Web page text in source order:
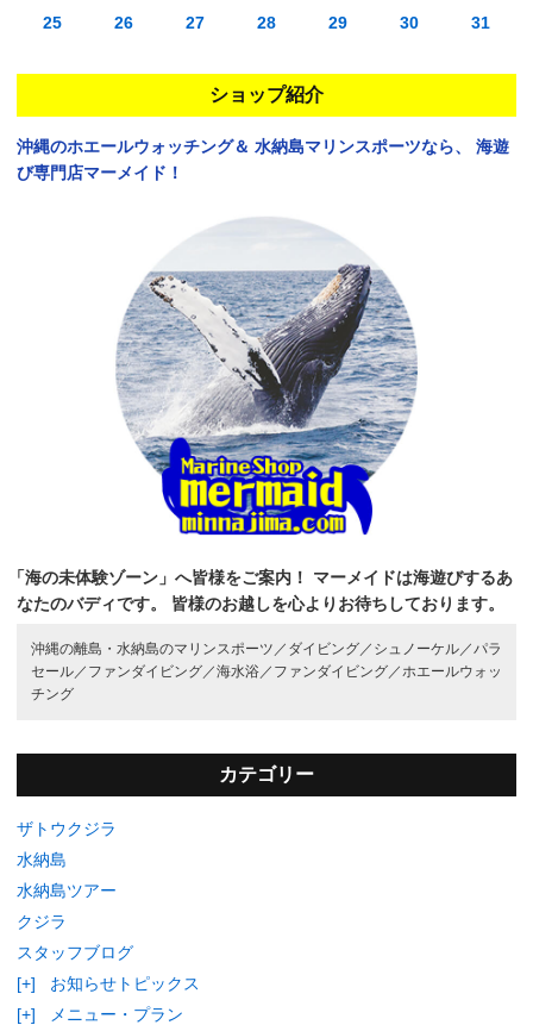
25 26 27 28 29 30 31
ショップ紹介
沖縄のホエールウォッチング＆ 水納島マリンスポーツなら、
海遊
び専門店マーメイド！
「海の未体験ゾーン」へ皆様をご案内！
マーメイドは海遊びするあ
なたのバディです。
皆様のお越しを心よりお待ちしております。
沖縄の離島・水納島のマリンスポーツ／ ダイビング／ シュノーケル／ パラ
セール／ ファンダイビング／海水浴／ ファンダイビング／ ホエールウォッ
チング
カテゴリー
ザトウクジラ
水納島
水納島ツアー
クジラ
スタッフブログ
[+]
お知らせトピックス
[+]
メニュー・プラン